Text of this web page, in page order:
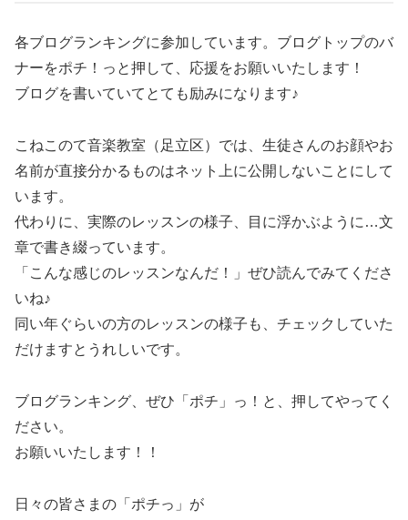
各ブログランキングに参加しています。ブログトップのバ
ナーをポチ！っと押して、応援をお願いいたします！
ブログを書いていてとても励みになります♪
こねこのて音楽教室（足立区）では、生徒さんのお顔やお
名前が直接分かるものはネット上に公開しないことにして
います。
代わりに、実際のレッスンの様子、目に浮かぶように…文
章で書き綴っています。
「こんな感じのレッスンなんだ！」ぜひ読んでみてくださ
いね♪
同い年ぐらいの方のレッスンの様子も、チェックしていた
だけますとうれしいです。
ブログランキング、ぜひ「ポチ」っ！と、押してやってく
ださい。
お願いいたします！！
日々の皆さまの「ポチっ」が